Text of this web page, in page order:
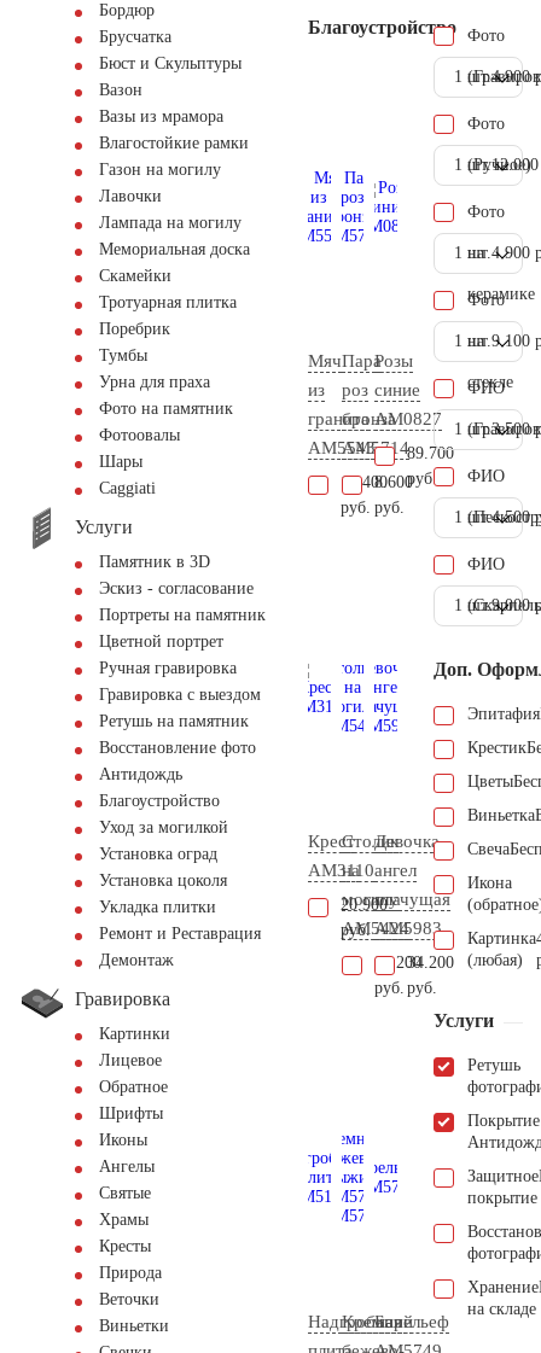
Бордюр
Брусчатка
Бюст и Скульптуры
Вазон
Вазы из мрамора
Влагостойкие рамки
Газон на могилу
Лавочки
Лампада на могилу
Мемориальная доска
Скамейки
Тротуарная плитка
Поребрик
Тумбы
Урна для праха
Фото на памятник
Фотоовалы
Шары
Сaggiati
Услуги
Памятник в 3D
Эскиз - согласование
Портреты на памятник
Цветной портрет
Ручная гравировка
Гравировка с выездом
Ретушь на памятник
Восстановление фото
Антидождь
Благоустройство
Уход за могилкой
Установка оград
Установка цоколя
Укладка плитки
Ремонт и Реставрация
Демонтаж
Гравировка
Картинки
Лицевое
Обратное
Шрифты
Иконы
Ангелы
Святые
Храмы
Кресты
Природа
Веточки
Виньетки
Благоустройство
Мяч
из
гранита
AM5543
17.400
руб.
Пара
роз
бронза
AM5714
8.600
руб.
Розы
синие
AM0827
89.700
руб.
Крест
AM3110
20.900
руб.
Столик
на
могилу
AM5424
83.200
руб.
Девочка
ангел
плачущая
AM5983
34.200
руб.
Надгробная
КремнийБарельеф
Фото
1 шт.4.900
Фото
(Ручное)
1 шт.
Фото
на
керамике
1 шт. 4.900
Фото
на
стекле
1 шт. 9.100
ФИО
1 шт.3.500
ФИО
1 шт.4.500
ФИО
1 шт.9.000
Доп.
Эпитафия
Крестик
Цветы
Виньетка
Свеча
Икона
Картинка
(любая)
Услуги
Ретушь
Покрытие
Защитное
покрытие
Хранение
на складе